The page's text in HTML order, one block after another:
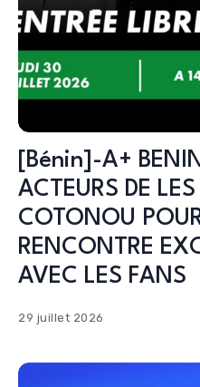
[Bénin]-A+
ACTEURS DE
COTONOU
RENCONTRE
AVEC LES FANS
29 juillet 2026